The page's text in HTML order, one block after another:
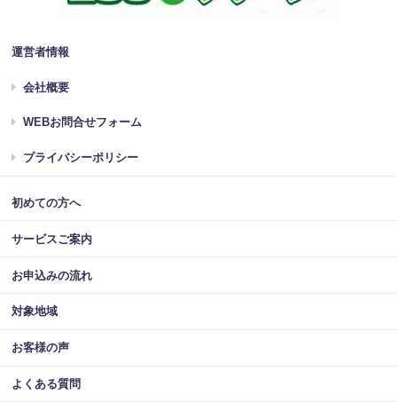
運営者情報
会社概要
WEBお問合せフォーム
プライバシーポリシー
初めての方へ
サービスご案内
お申込みの流れ
対象地域
お客様の声
よくある質問